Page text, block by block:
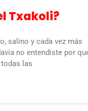
Txakoli?
salino y cada vez más
no entendiste por
las